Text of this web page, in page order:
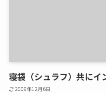
寝袋（シュラフ）共にイ
2009年12月6日